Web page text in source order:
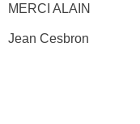
MERCI ALAIN
Jean Cesbron